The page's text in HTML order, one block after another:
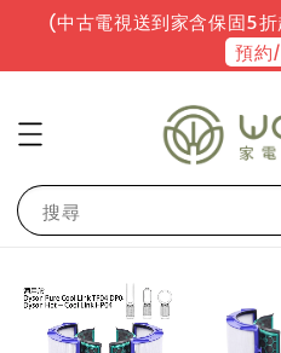
(中古電視送到家含保固5
預約
搜尋